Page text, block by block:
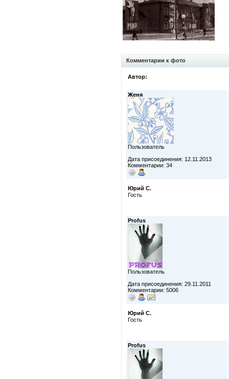
Комментарии к фото
Автор:
Женя
Пользователь
Дата присоединения: 12.11.2013
Комментарии: 34
Юрий С.
Гость
Profus
Пользователь
Дата присоединения: 29.11.2011
Комментарии: 5006
Юрий С.
Гость
Profus